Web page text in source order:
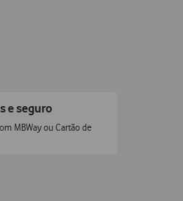
e seguro
MBWay ou Cartão de